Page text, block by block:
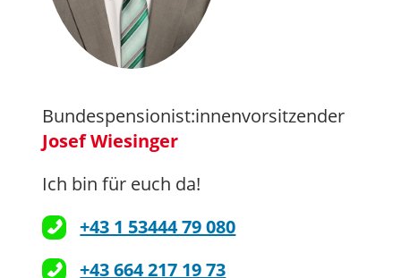
Bundespensionist:innenvorsitzender
Josef Wiesinger
Ich bin für euch da!
+43 1 53444 79 080
+43 664 217 19 73